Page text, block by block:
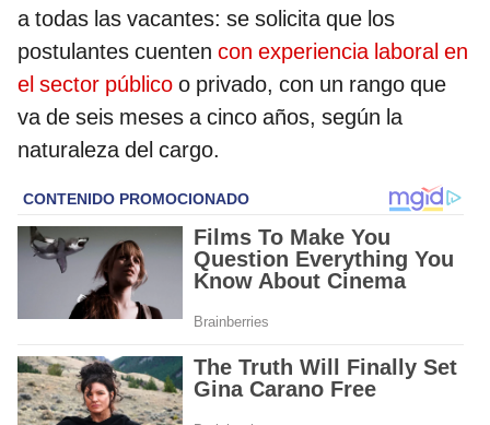
a todas las vacantes: se solicita que los
postulantes cuenten con experiencia laboral en
el sector público o privado, con un rango que
va de seis meses a cinco años, según la
naturaleza del cargo.